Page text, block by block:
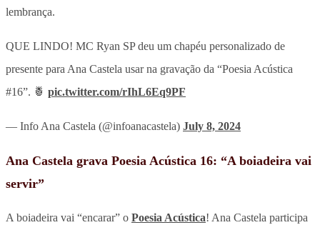
lembrança.
QUE LINDO! MC Ryan SP deu um chapéu personalizado de
presente para Ana Castela usar na gravação da “Poesia Acústica
#16”. 🍍 pic.twitter.com/rIhL6Eq9PF
— Info Ana Castela (@infoanacastela) July 8, 2024
Ana Castela grava Poesia Acústica 16: “A boiadeira vai
servir”
A boiadeira vai “encarar” o Poesia Acústica! Ana Castela participa